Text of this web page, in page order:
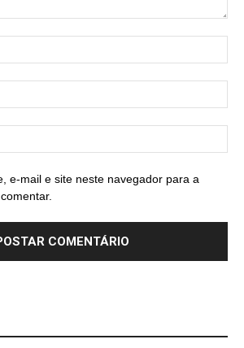
e-mail e site neste navegador para a